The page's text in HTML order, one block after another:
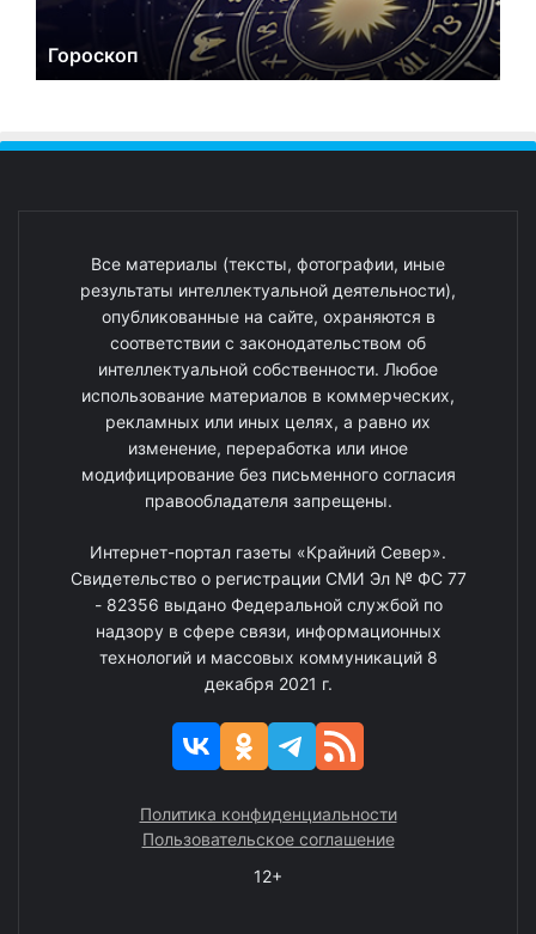
Гороскоп
Все материалы (тексты, фотографии, иные
результаты интеллектуальной деятельности),
опубликованные на сайте, охраняются в
соответствии с законодательством об
интеллектуальной собственности. Любое
использование материалов в коммерческих,
рекламных или иных целях, а равно их
изменение, переработка или иное
модифицирование без письменного согласия
правообладателя запрещены.
Интернет-портал газеты «Крайний Север».
Свидетельство о регистрации СМИ Эл № ФС 77
- 82356 выдано Федеральной службой по
надзору в сфере связи, информационных
технологий и массовых коммуникаций 8
декабря 2021 г.
Политика конфиденциальности
Пользовательское соглашение
12+